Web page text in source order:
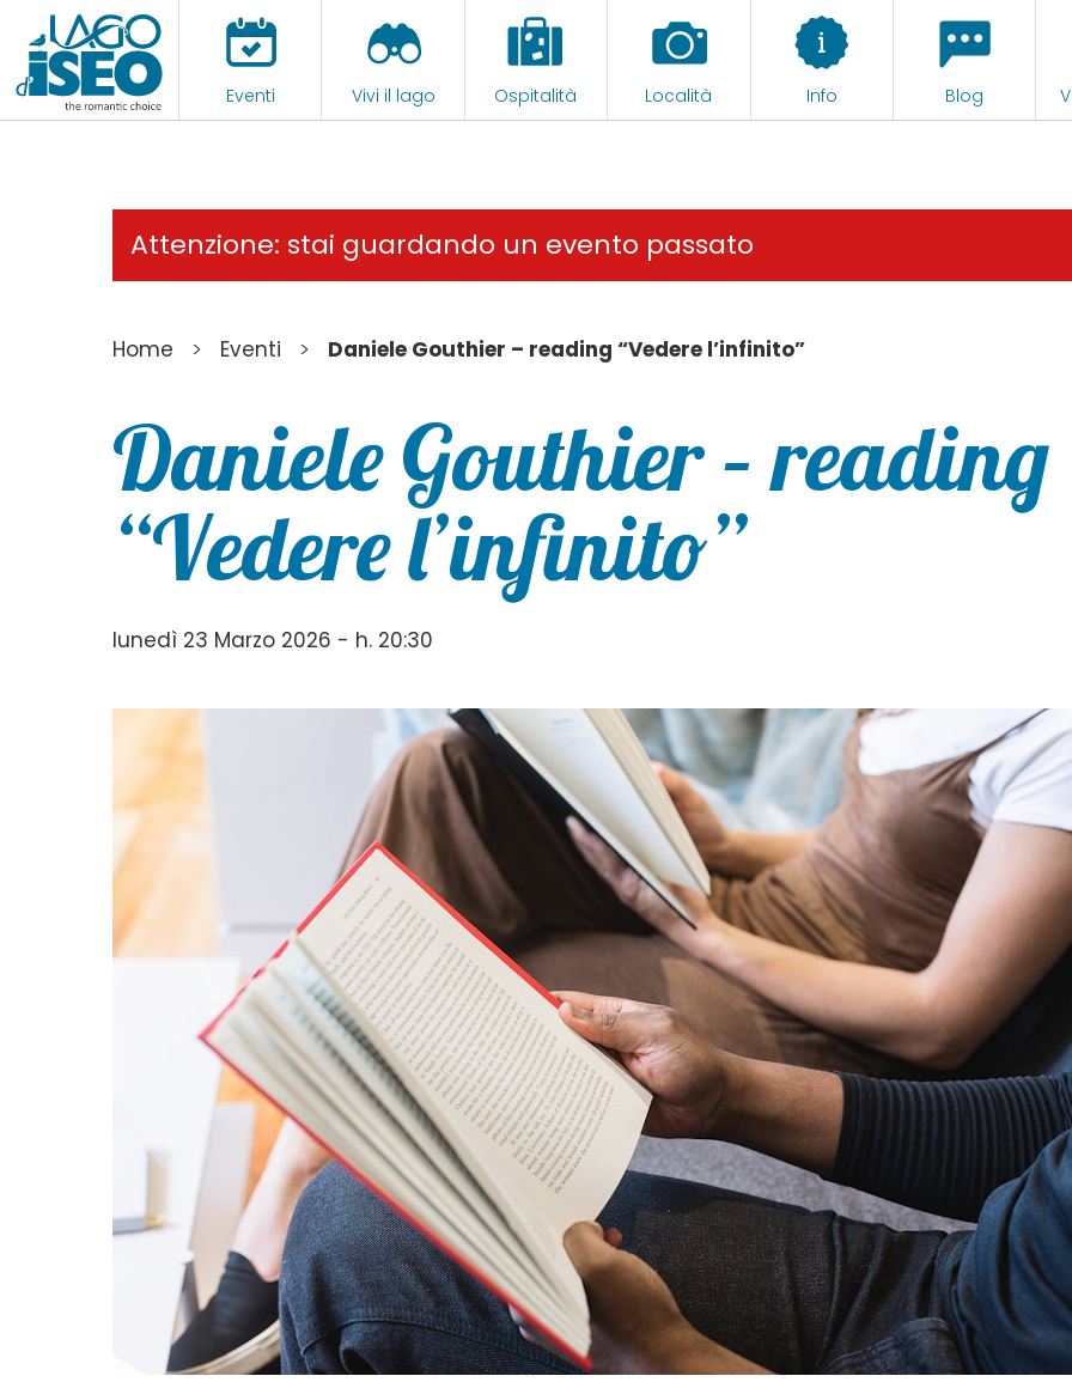
Eventi Vivi il lago Ospitalità Località Info Blog
Attenzione: stai guardando un evento passato
Home > Eventi > Daniele Gouthier – reading “Vedere l’infinito”
Daniele Gouthier – reading
“Vedere l’infinito”
lunedì 23 Marzo 2026 - h. 20:30